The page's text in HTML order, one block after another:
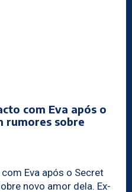
com Eva após o
rumores sobre
Eva após o Secret
novo amor dela. Ex-